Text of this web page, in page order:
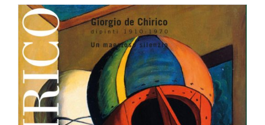
era:
€40,00.
è:
€30,00.